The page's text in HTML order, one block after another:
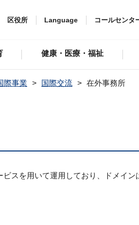
区役所 Language コールセンタ
健康・医療・福祉
際事業 国際交流 在外事務所
スを用いて運用しており、ドメイ